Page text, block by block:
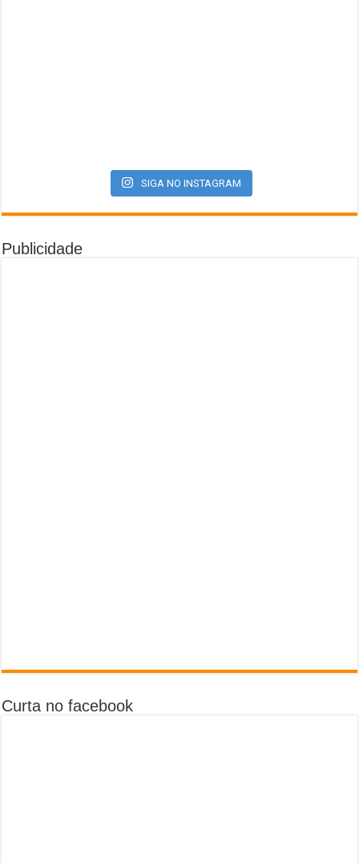
SIGA NO INSTAGRAM
Publicidade
Curta no facebook